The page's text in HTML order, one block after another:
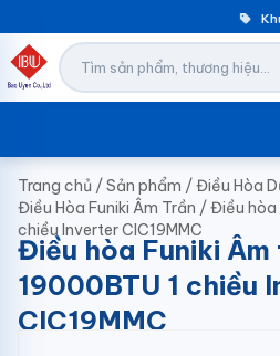
Trang chủ /Sản phẩm /Điều Hòa
Điều Hòa Funiki Âm Trần /Điều hòa
chiều Inverter CIC19MMC
Điều hòa Funiki Âm
19000BTU 1 chiều
CIC19MMC